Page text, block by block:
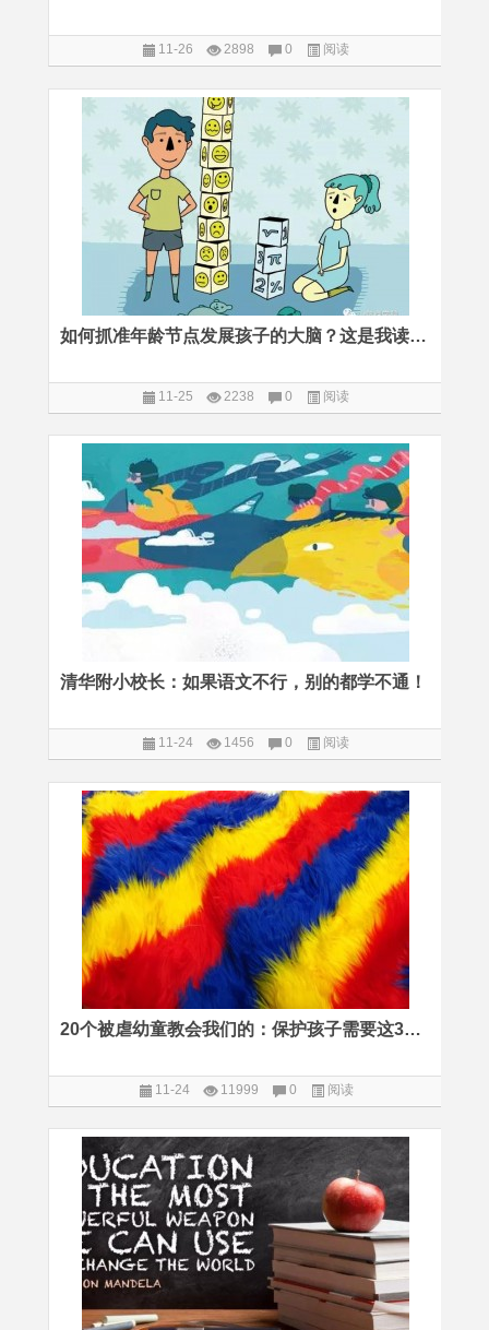
11-26 2898 0 阅读
如何抓准年龄节点发展孩子的大脑？这是我读到的最权威分析
11-25 2238 0 阅读
清华附小校长：如果语文不行，别的都学不通！
11-24 1456 0 阅读
20个被虐幼童教会我们的：保护孩子需要这3把利剑
11-24 11999 0 阅读